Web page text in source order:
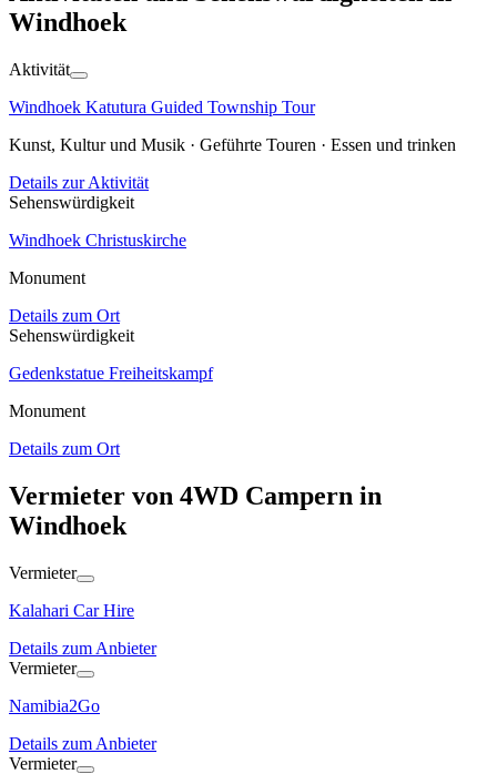
Windhoek
Aktivität
Windhoek Katutura Guided Township Tour
Kunst, Kultur und Musik · Geführte Touren · Essen und trinken
Details zur Aktivität
Sehenswürdigkeit
Windhoek Christuskirche
Monument
Details zum Ort
Sehenswürdigkeit
Gedenkstatue Freiheitskampf
Monument
Details zum Ort
Vermieter von 4WD Campern in
Windhoek
Vermieter
Kalahari Car Hire
Details zum Anbieter
Vermieter
Namibia2Go
Details zum Anbieter
Vermieter